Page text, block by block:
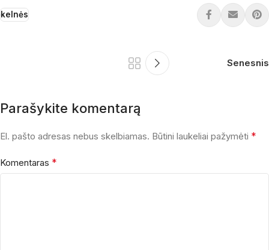
kelnės
Senesnis
Parašykite komentarą
El. pašto adresas nebus skelbiamas. Būtini laukeliai pažymėti *
Komentaras *